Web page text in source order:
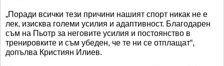
„Поради всички тези причини нашият спорт никак не е
лек, изисква големи усилия и адаптивност. Благодарен
съм на Пьотр за неговите усилия и постоянство в
тренировките и съм убеден, че те ни се отплащат“,
допълва Кристиян Илиев.